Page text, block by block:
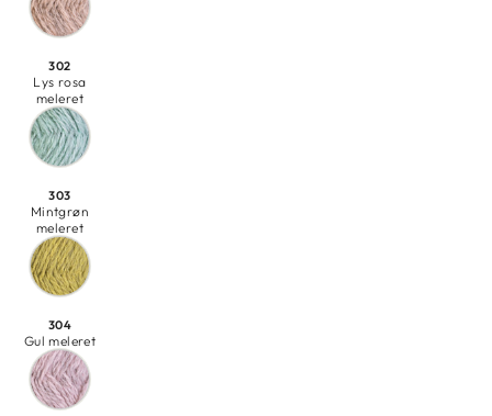
302
Lys rosa
meleret
303
Mintgrøn
meleret
304
Gul meleret